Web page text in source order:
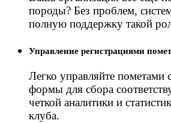
породы? Без проблем,
полную поддержку такой
Управление регистрациями
Легко управляйте
формы для сбора
четкой аналитики и
клуба.